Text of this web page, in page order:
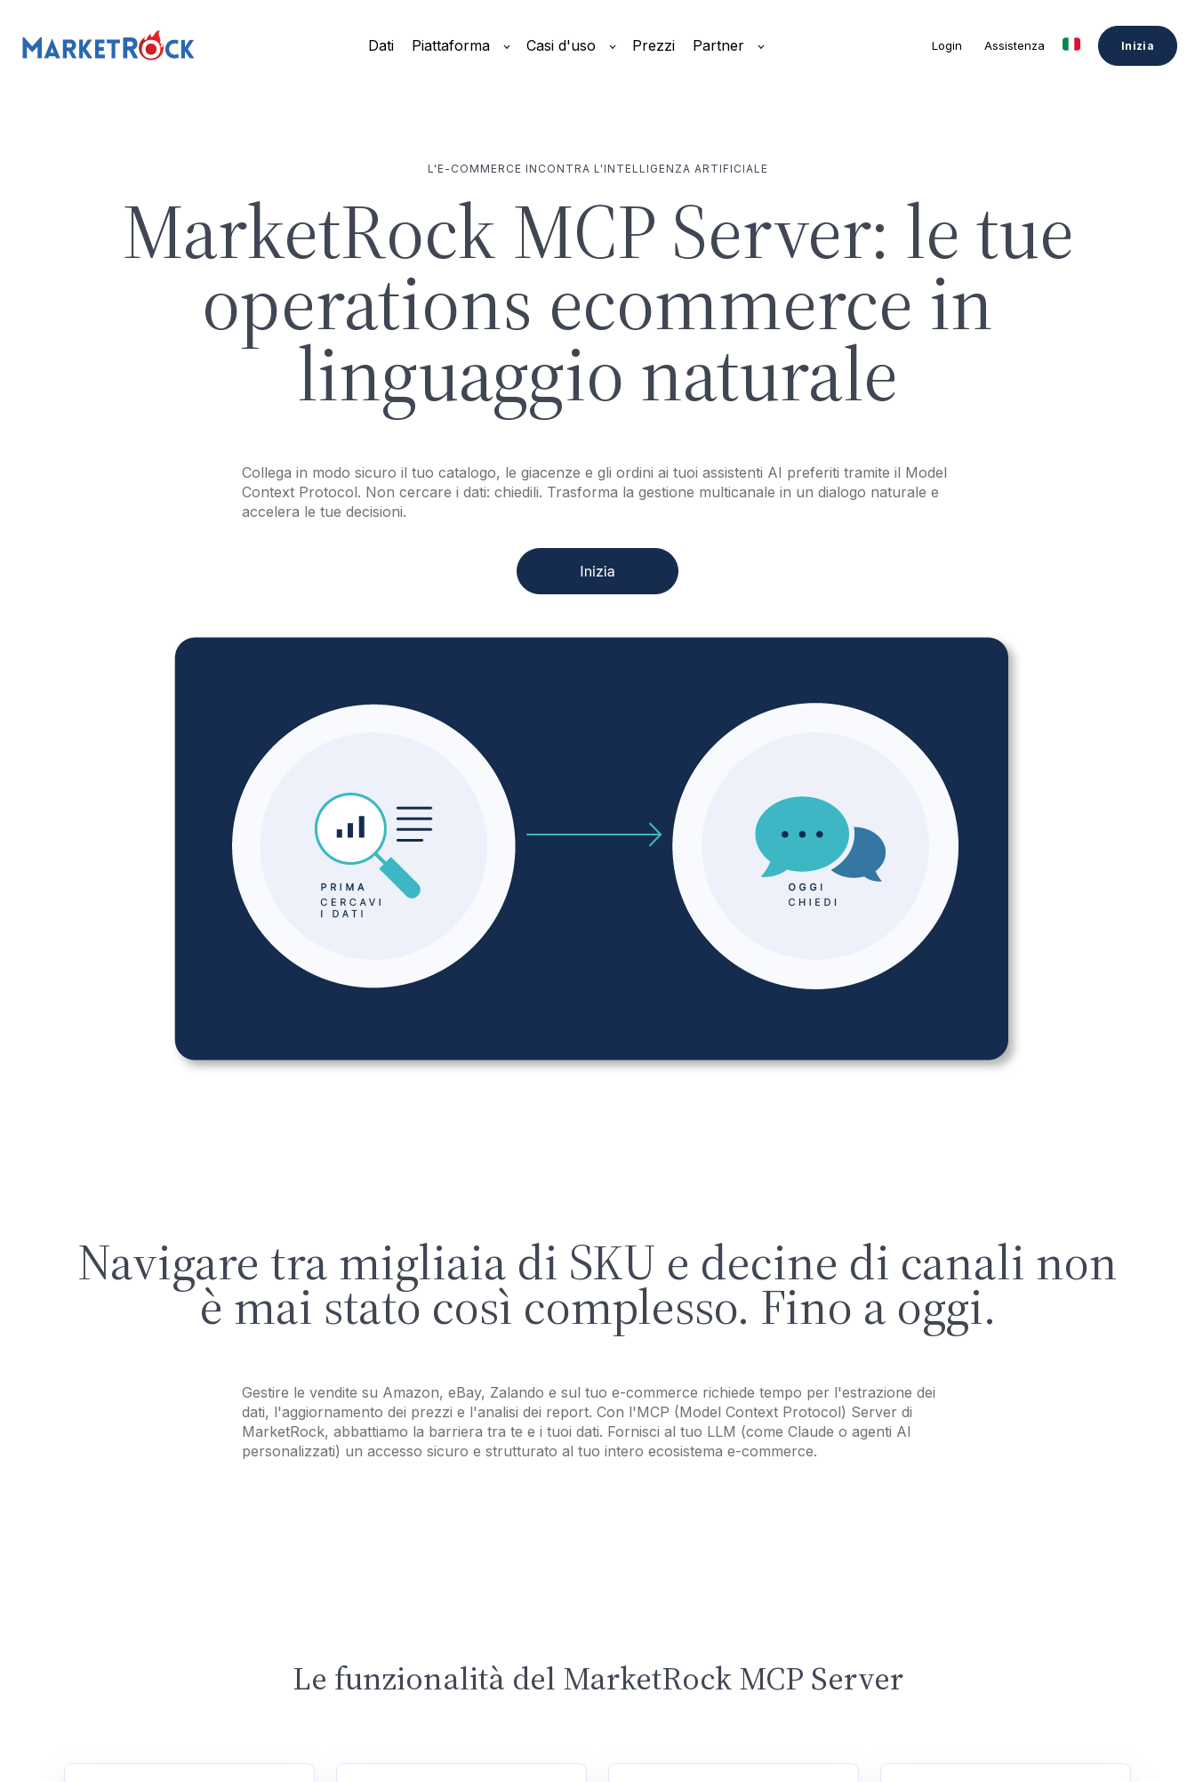
Dati Piattaforma Casi d'uso Prezzi Partner Login Assistenza Inizia
L'E-COMMERCE INCONTRA L'INTELLIGENZA ARTIFICIALE
MarketRock MCP Server: le tue
operations ecommerce in
linguaggio naturale
Collega in modo sicuro il tuo catalogo, le giacenze e gli ordini ai tuoi assistenti AI preferiti tramite il Model
Context Protocol. Non cercare i dati: chiedili. Trasforma la gestione multicanale in un dialogo naturale e
accelera le tue decisioni.
Navigare tra migliaia di SKU e decine di canali non
è mai stato così complesso. Fino a oggi.
Gestire le vendite su Amazon, eBay, Zalando e sul tuo e-commerce richiede tempo per l'estrazione dei
dati, l'aggiornamento dei prezzi e l'analisi dei report. Con l'MCP (Model Context Protocol) Server di
MarketRock, abbattiamo la barriera tra te e i tuoi dati. Fornisci al tuo LLM (come Claude o agenti AI
personalizzati) un accesso sicuro e strutturato al tuo intero ecosistema e-commerce.
Le funzionalità del MarketRock MCP Server